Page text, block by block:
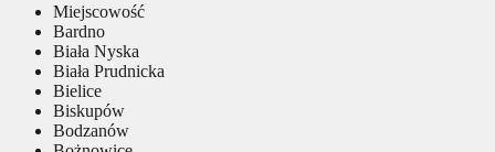
Miejscowość
Bardno
Biała Nyska
Biała Prudnicka
Bielice
Biskupów
Bodzanów